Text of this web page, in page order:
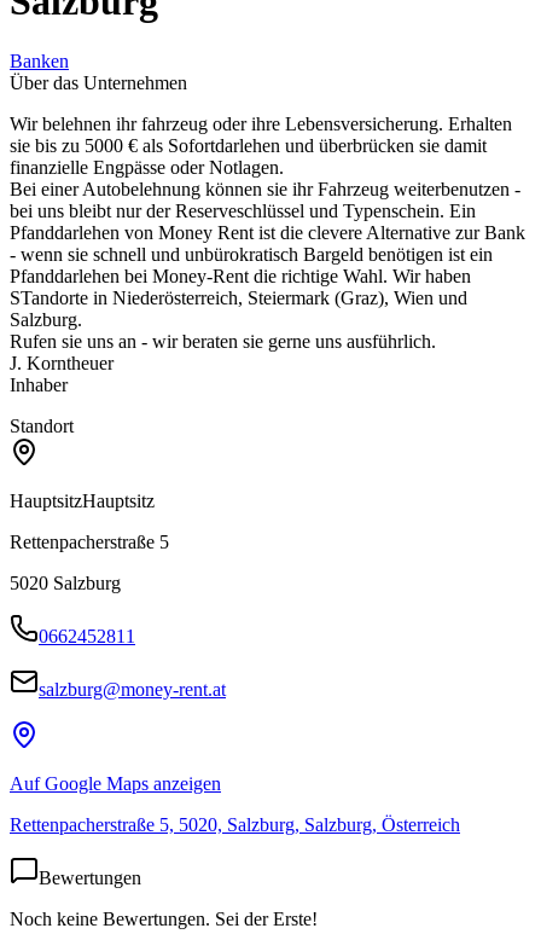
Banken
Über das Unternehmen
Wir belehnen ihr fahrzeug oder ihre Lebensversicherung. Erhalten
sie bis zu 5000 € als Sofortdarlehen und überbrücken sie damit
finanzielle Engpässe oder Notlagen.
Bei einer Autobelehnung können sie ihr Fahrzeug weiterbenutzen -
bei uns bleibt nur der Reserveschlüssel und Typenschein. Ein
Pfanddarlehen von Money Rent ist die clevere Alternative zur Bank
- wenn sie schnell und unbürokratisch Bargeld benötigen ist ein
Pfanddarlehen bei Money-Rent die richtige Wahl. Wir haben
STandorte in Niederösterreich, Steiermark (Graz), Wien und
Salzburg.
Rufen sie uns an - wir beraten sie gerne uns ausführlich.
J. Korntheuer
Inhaber
Standort
HauptsitzHauptsitz
Rettenpacherstraße 5
5020 Salzburg
0662452811
salzburg@money-rent.at
Auf Google Maps anzeigen
Rettenpacherstraße 5, 5020, Salzburg, Salzburg, Österreich
Bewertungen
Noch keine Bewertungen. Sei der Erste!